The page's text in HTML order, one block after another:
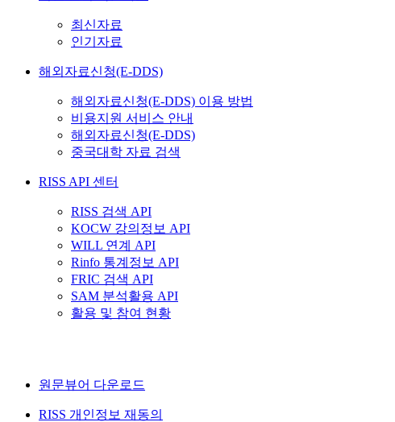
최신자료
인기자료
해외자료신청(E-DDS)
해외자료신청(E-DDS) 이용 방법
비용지원 서비스 안내
해외자료신청(E-DDS)
중국대학 자료 검색
RISS API 센터
RISS 검색 API
KOCW 강의정보 API
WILL 연계 API
Rinfo 통계정보 API
FRIC 검색 API
SAM 분석활용 API
활용 및 참여 현황
원문뷰어 다운로드
RISS 개인정보 재동의